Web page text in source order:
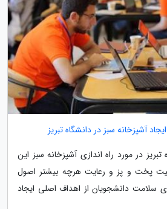
آشپزخانه سبز در دانشگاه تبریز
در مورد راه اندازی آشپزخانه سبز این
پخت و پز و رعایت هرچه بیشتر اصول
سلامت دانشجویان از اهداف اصلی ایجاد